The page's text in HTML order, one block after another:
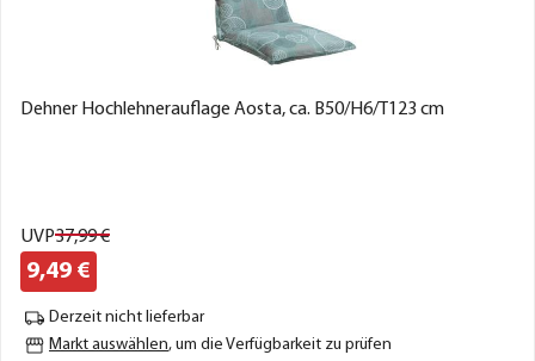
Dehner Hochlehnerauflage Aosta, ca. B50/H6/T123 cm
UVP37,99€
9,49 €
Derzeit nicht lieferbar
Markt auswählen, um die Verfügbarkeit zu prüfen